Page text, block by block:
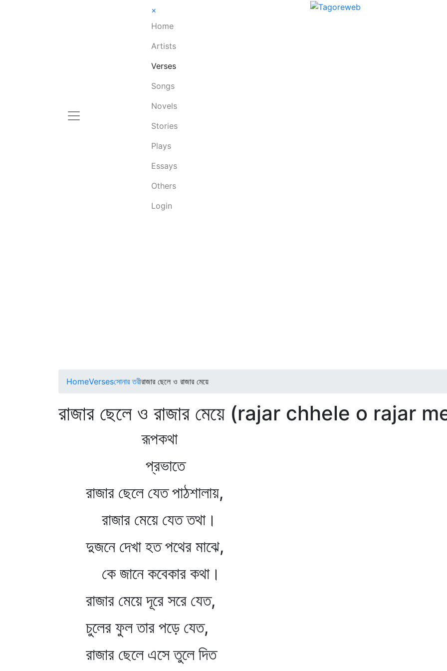
×
Home
Artists
Verses
Songs
Novels
Stories
Plays
Essays
Others
Login
HomeVersesসোনার তরীরাজার ছেলে ও রাজার মেয়ে
রাজার ছেলে ও রাজার মেয়ে (rajar chhele o rajar
রূপকথা
প্রভাতে
রাজার ছেলে যেত পাঠশালায়,
রাজার মেয়ে যেত তথা।
দুজনে দেখা হত পথের মাঝে,
কে জানে কবেকার কথা।
রাজার মেয়ে দূরে সরে যেত,
চুলের ফুল তার পড়ে যেত,
রাজার ছেলে এসে তুলে দিত